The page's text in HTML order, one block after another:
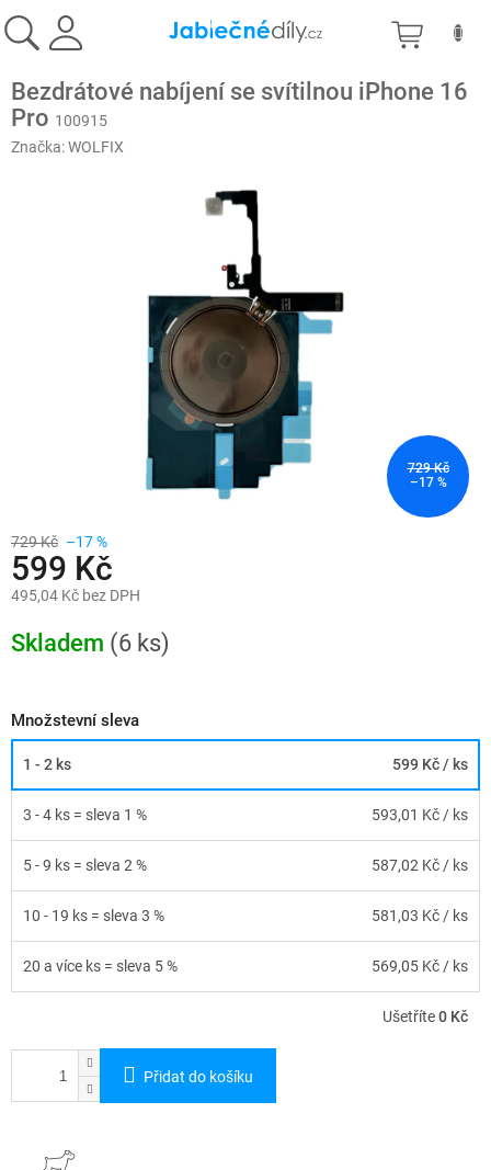
na
obsah
Bezdrátové nabíjení se svítilnou iPhone 16
Pro 100915
Značka:WOLFIX
729 Kč
–17 %
729 Kč –17 %
599 Kč
495,04 Kč bez DPH
cena:
Skladem (6 ks)
Množstevní sleva
1 - 2 ks 599 Kč/ ks
3 - 4 ks = sleva 1 % 593,01 Kč/ ks
5 - 9 ks = sleva 2 % 587,02 Kč/ ks
10 - 19 ks = sleva 3 % 581,03 Kč/ ks
20 a více ks = sleva 5 % 569,05 Kč/ ks
Ušetříte0 Kč
Přidat do košíku